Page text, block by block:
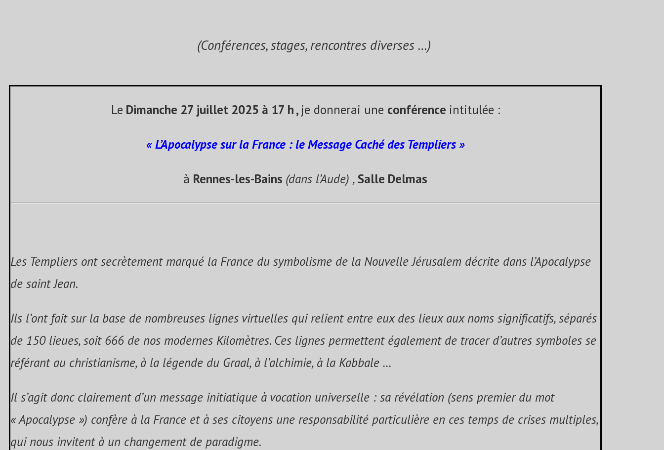
(Conférences, stages, rencontres diverses …)
Le Dimanche 27 juillet 2025 à 17 h , je donnerai une conférence intitulée :
« L’Apocalypse sur la France : le Message Caché des Templiers »
à Rennes-les-Bains (dans l’Aude) ,Salle Delmas
Les Templiers ont secrètement marqué la France du symbolisme de la Nouvelle Jérusalem décrite dans l’Apocalypse
de saint Jean.
Ils l’ont fait sur la base de nombreuses lignes virtuelles qui relient entre eux des lieux aux noms significatifs, séparés
de 150 lieues, soit 666 de nos modernes Kilomètres. Ces lignes permettent également de tracer d’autres symboles se
référant au christianisme, à la légende du Graal, à l’alchimie, à la Kabbale …
Il s’agit donc clairement d’un message initiatique à vocation universelle : sa révélation (sens premier du mot
« Apocalypse ») confère à la France et à ses citoyens une responsabilité particulière en ces temps de crises multiples,
qui nous invitent à un changement de paradigme.